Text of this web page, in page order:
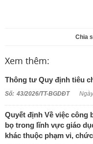
Chia
Xem thêm:
Thông tư Quy định tiêu
43/2026/TT-BGDĐT
Quyết định Về việc công
bọ trong lĩnh vực giáo
khác thuộc phạm vi,